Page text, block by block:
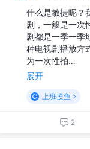
什么是敏捷呢？
剧，一般是一次
剧都是一季一季
种电视剧播放方
为一次性拍…
展开
上班摸鱼
2